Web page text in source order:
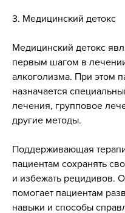
3. Медицинский детокс
Медицинский детокс
первым шагом в
алкоголизма. При этом
назначается
лечения, групповое
другие методы.
Поддерживающая
пациентам сохранять
и избежать рецидивов.
помогает пациентам
навыки и способы